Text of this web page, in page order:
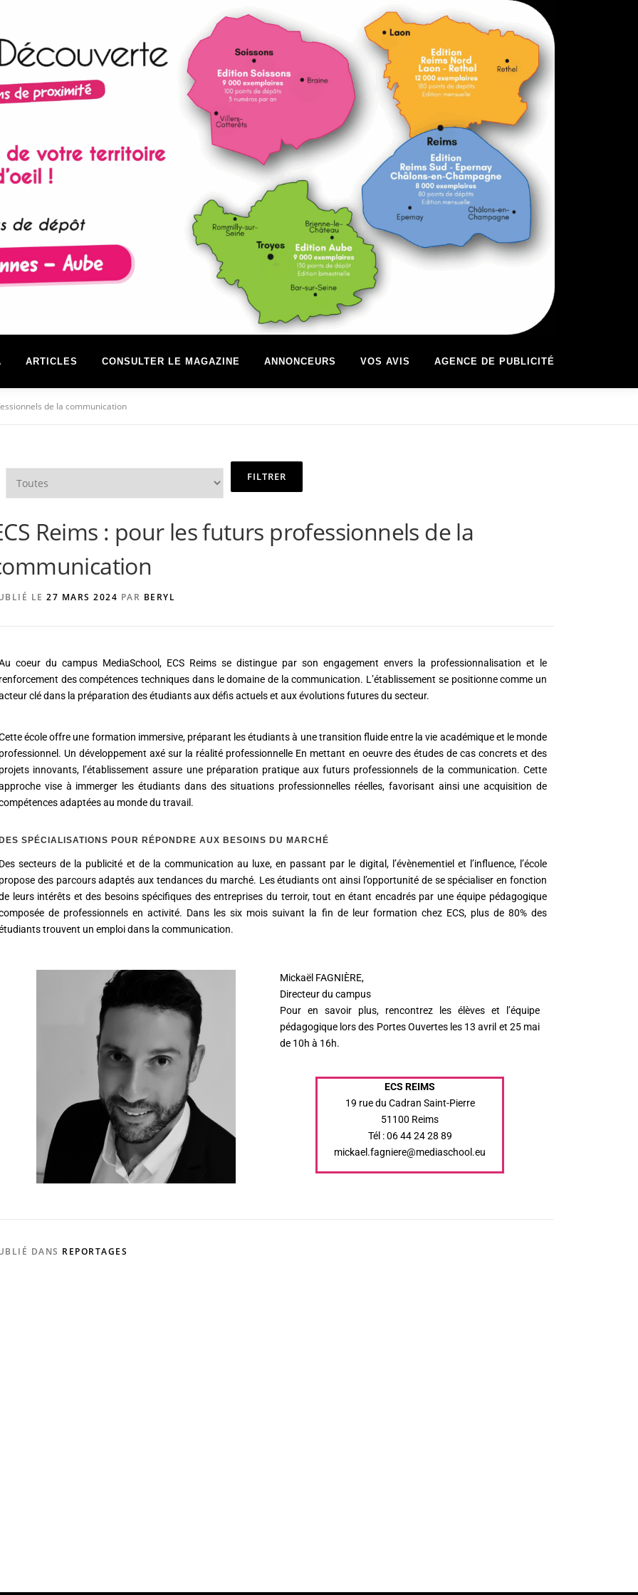
ARTICLES CONSULTER LE MAGAZINE ANNONCEURS VOS AVIS AGENCE DE PUBLICITÉ
de la communication
Reims : pour les futurs professionnels de la
LE 27 MARS 2024 PAR BERYL
coeur du campus MediaSchool, ECS Reims se distingue par son engagement envers la professionnalisation et le
des compétences techniques dans le domaine de la communication. L’établissement se positionne comme un
clé dans la préparation des étudiants aux défis actuels et aux évolutions futures du secteur.
école offre une formation immersive, préparant les étudiants à une transition fluide entre la vie académique et le monde
Un développement axé sur la réalité professionnelle En mettant en oeuvre des études de cas concrets et des
innovants, l’établissement assure une préparation pratique aux futurs professionnels de la communication. Cette
vise à immerger les étudiants dans des situations professionnelles réelles, favorisant ainsi une acquisition de
adaptées au monde du travail.
SPÉCIALISATIONS POUR RÉPONDRE AUX BESOINS DU MARCHÉ
secteurs de la publicité et de la communication au luxe, en passant par le digital, l’évènementiel et l’influence, l’école
des parcours adaptés aux tendances du marché. Les étudiants ont ainsi l’opportunité de se spécialiser en fonction
leurs intérêts et des besoins spécifiques des entreprises du terroir, tout en étant encadrés par une équipe pédagogique
de professionnels en activité. Dans les six mois suivant la fin de leur formation chez ECS, plus de 80% des
trouvent un emploi dans la communication.
Mickaël FAGNIÈRE,
Directeur du campus
Pour en savoir plus, rencontrez les élèves et l’équipe
pédagogique lors des Portes Ouvertes les 13 avril et 25 mai
de 10h à 16h.
ECS REIMS
19 rue du Cadran Saint-Pierre
51100 Reims
Tél : 06 44 24 28 89
mickael.fagniere@mediaschool.eu
DANS REPORTAGES